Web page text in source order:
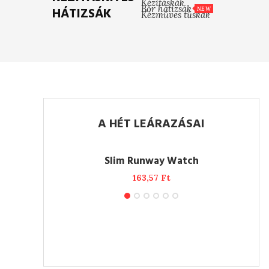
HÁTIZSÁK
Kézitáskák
Bőr hátizsák NEW
Kézműves tűskák
A HÉT LEÁRAZÁSAI
ADD TO CART
Slim Runway Watch
163,57 Ft